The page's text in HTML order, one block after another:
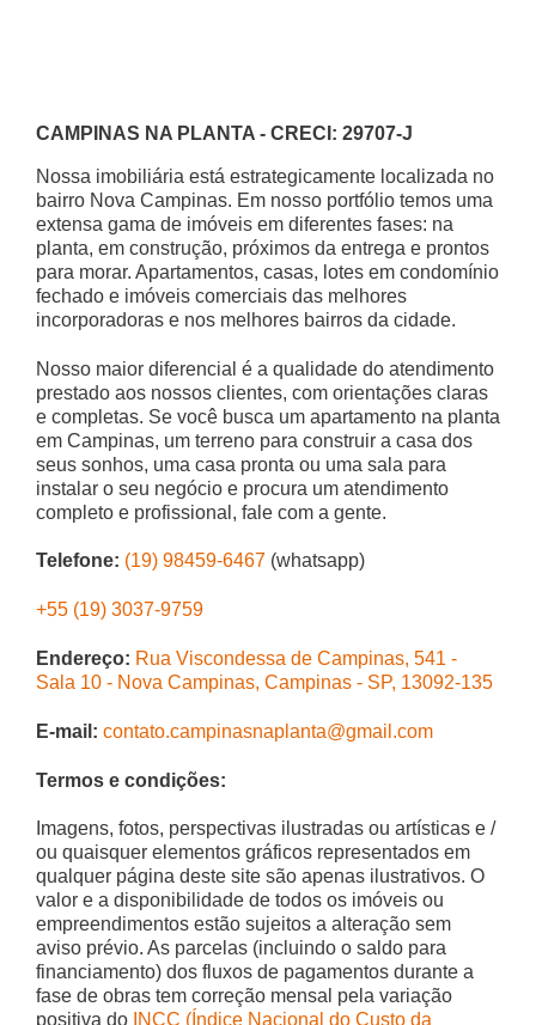
CAMPINAS NA PLANTA - CRECI: 29707-J
Nossa imobiliária está estrategicamente localizada no
bairro Nova Campinas. Em nosso portfólio temos uma
extensa gama de imóveis em diferentes fases: na
planta, em construção, próximos da entrega e prontos
para morar. Apartamentos, casas, lotes em condomínio
fechado e imóveis comerciais das melhores
incorporadoras e nos melhores bairros da cidade.
Nosso maior diferencial é a qualidade do atendimento
prestado aos nossos clientes, com orientações claras
e completas. Se você busca um apartamento na planta
em Campinas, um terreno para construir a casa dos
seus sonhos, uma casa pronta ou uma sala para
instalar o seu negócio e procura um atendimento
completo e profissional, fale com a gente.
Telefone: (19) 98459-6467 (whatsapp)
+55 (19) 3037-9759
Endereço: Rua Viscondessa de Campinas, 541 -
Sala 10 - Nova Campinas, Campinas - SP, 13092-135
E-mail: contato.campinasnaplanta@gmail.com
Termos e condições:
Imagens, fotos, perspectivas ilustradas ou artísticas e /
ou quaisquer elementos gráficos representados em
qualquer página deste site são apenas ilustrativos. O
valor e a disponibilidade de todos os imóveis ou
empreendimentos estão sujeitos a alteração sem
aviso prévio. As parcelas (incluindo o saldo para
financiamento) dos fluxos de pagamentos durante a
fase de obras tem correção mensal pela variação
positiva do INCC (Índice Nacional do Custo da